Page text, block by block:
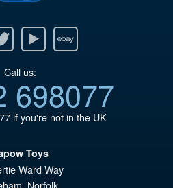
Ebay
Call us:
698077
if you're not in the UK
Toys
Ward Way
Norfolk